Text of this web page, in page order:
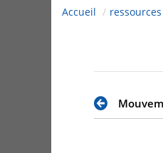
Accueil / ressources